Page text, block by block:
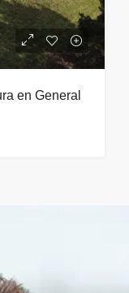
en General